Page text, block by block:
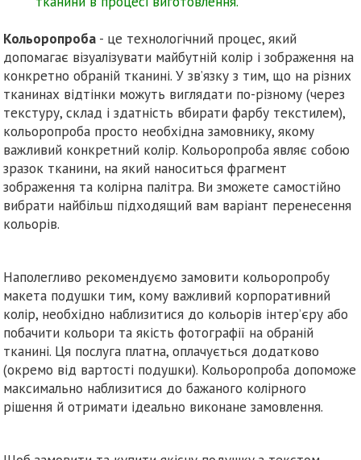
Кольоропроба - це технологічний процес, який
допомагає візуалізувати майбутній колір і зображення на
конкретно обраній тканині. У зв’язку з тим, що на різних
тканинах відтінки можуть виглядати по-різному (через
текстуру, склад і здатність вбирати фарбу текстилем),
кольоропроба просто необхідна замовнику, якому
важливий конкретний колір. Кольоропроба являє собою
зразок тканини, на який наноситься фрагмент
зображення та колірна палітра. Ви зможете самостійно
вибрати найбільш підходящий вам варіант перенесення
кольорів.
Наполегливо рекомендуємо замовити кольоропробу
макета подушки тим, кому важливий корпоративний
колір, необхідно наблизитися до кольорів інтер’єру або
побачити кольори та якість фотографії на обраній
тканині. Ця послуга платна, оплачується додатково
(окремо від вартості подушки). Кольоропроба допоможе
максимально наблизитися до бажаного колірного
рішення й отримати ідеально виконане замовлення.